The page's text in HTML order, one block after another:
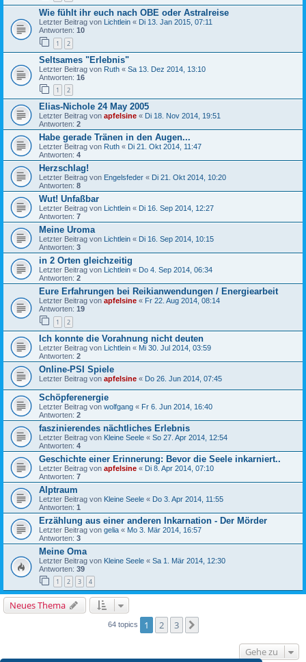
Wie fühlt ihr euch nach OBE oder Astralreise
Letzter Beitrag von Lichtlein « Di 13. Jan 2015, 07:11
Antworten: 10
1 2
Seltsames "Erlebnis"
Letzter Beitrag von Ruth « Sa 13. Dez 2014, 13:10
Antworten: 16
1 2
Elias-Nichole 24 May 2005
Letzter Beitrag von apfelsine « Di 18. Nov 2014, 19:51
Antworten: 2
Habe gerade Tränen in den Augen...
Letzter Beitrag von Ruth « Di 21. Okt 2014, 11:47
Antworten: 4
Herzschlag!
Letzter Beitrag von Engelsfeder « Di 21. Okt 2014, 10:20
Antworten: 8
Wut! Unfaßbar
Letzter Beitrag von Lichtlein « Di 16. Sep 2014, 12:27
Antworten: 7
Meine Uroma
Letzter Beitrag von Lichtlein « Di 16. Sep 2014, 10:15
Antworten: 3
in 2 Orten gleichzeitig
Letzter Beitrag von Lichtlein « Do 4. Sep 2014, 06:34
Antworten: 2
Eure Erfahrungen bei Reikianwendungen / Energiearbeit
Letzter Beitrag von apfelsine « Fr 22. Aug 2014, 08:14
Antworten: 19
1 2
Ich konnte die Vorahnung nicht deuten
Letzter Beitrag von Lichtlein « Mi 30. Jul 2014, 03:59
Antworten: 2
Online-PSI Spiele
Letzter Beitrag von apfelsine « Do 26. Jun 2014, 07:45
Schöpferenergie
Letzter Beitrag von wolfgang « Fr 6. Jun 2014, 16:40
Antworten: 2
faszinierendes nächtliches Erlebnis
Letzter Beitrag von Kleine Seele « So 27. Apr 2014, 12:54
Antworten: 4
Geschichte einer Erinnerung: Bevor die Seele inkarniert..
Letzter Beitrag von apfelsine « Di 8. Apr 2014, 07:10
Antworten: 7
Alptraum
Letzter Beitrag von Kleine Seele « Do 3. Apr 2014, 11:55
Antworten: 1
Erzählung aus einer anderen Inkarnation - Der Mörder
Letzter Beitrag von gelia « Mo 3. Mär 2014, 16:57
Antworten: 3
Meine Oma
Letzter Beitrag von Kleine Seele « Sa 1. Mär 2014, 12:30
Antworten: 39
1 2 3 4
Neues Thema
64 topics 1 2 3
Gehe zu